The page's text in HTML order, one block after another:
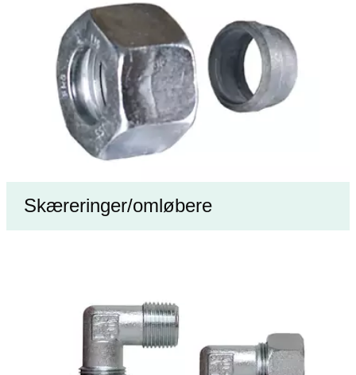
Skæreringer/omløbere